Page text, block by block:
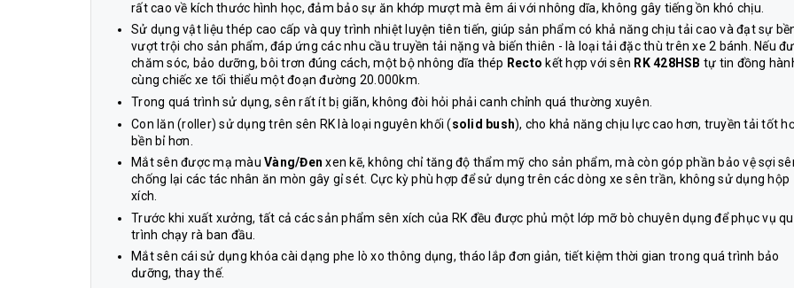
rất cao về kích thước hình học, đảm bảo sự ăn khớp mượt mà êm ái với nhông dĩa, không gây tiếng ồn khó chịu.
Sử dụng vật liệu thép cao cấp và quy trình nhiệt luyện tiên tiến, giúp sản phẩm có khả năng chịu tải cao và đạt sự
vượt trội cho sản phẩm, đáp ứng các nhu cầu truyền tải nặng và biến thiên - là loại tải đặc thù trên xe 2 bánh. Nếu
chăm sóc, bảo dưỡng, bôi trơn đúng cách, một bộ nhông dĩa thép Recto kết hợp với sên RK 428HSB tự tin đồng
cùng chiếc xe tối thiểu một đoạn đường 20.000km.
Trong quá trình sử dụng, sên rất ít bị giãn, không đòi hỏi phải canh chỉnh quá thường xuyên.
Con lăn (roller) sử dụng trên sên RK là loại nguyên khối (solid bush), cho khả năng chịu lực cao hơn, truyền tải tốt
bền bỉ hơn.
Mắt sên được mạ màu Vàng/Đen xen kẽ, không chỉ tăng độ thẩm mỹ cho sản phẩm, mà còn góp phần bảo vệ sợi
chống lại các tác nhân ăn mòn gây gỉ sét. Cực kỳ phù hợp để sử dụng trên các dòng xe sên trần, không sử dụng hộp
xích.
Trước khi xuất xưởng, tất cả các sản phẩm sên xích của RK đều được phủ một lớp mỡ bò chuyên dụng để phục vụ
trình chạy rà ban đầu.
Mắt sên cái sử dụng khóa cài dạng phe lò xo thông dụng, tháo lắp đơn giản, tiết kiệm thời gian trong quá trình bảo
dưỡng, thay thế.